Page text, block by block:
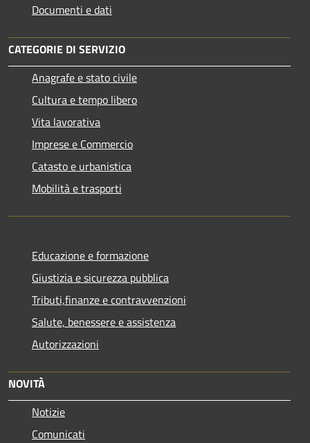
Documenti e dati
CATEGORIE DI SERVIZIO
Anagrafe e stato civile
Cultura e tempo libero
Vita lavorativa
Imprese e Commercio
Catasto e urbanistica
Mobilità e trasporti
Educazione e formazione
Giustizia e sicurezza pubblica
Tributi,finanze e contravvenzioni
Salute, benessere e assistenza
Autorizzazioni
NOVITÀ
Notizie
Comunicati